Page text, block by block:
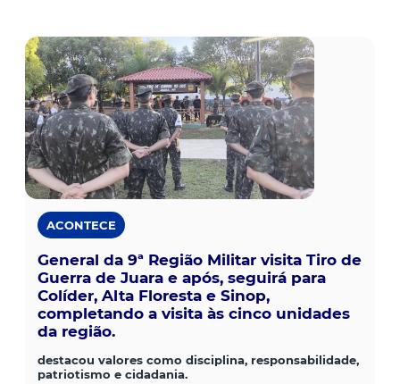
ACONTECE
General da 9ª Região Militar visita Tiro de
Guerra de Juara e após, seguirá para
Colíder, Alta Floresta e Sinop,
completando a visita às cinco unidades
da região.
destacou valores como disciplina, responsabilidade,
patriotismo e cidadania.